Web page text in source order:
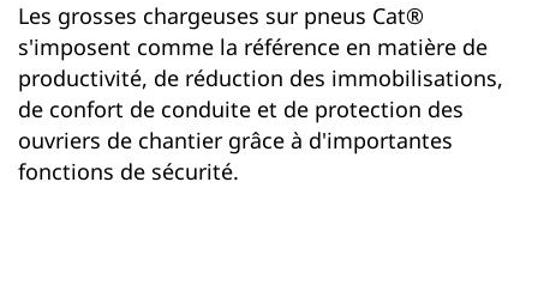
Les grosses chargeuses sur pneus Cat®
s'imposent comme la référence en matière de
productivité, de réduction des immobilisations,
de confort de conduite et de protection des
ouvriers de chantier grâce à d'importantes
fonctions de sécurité.